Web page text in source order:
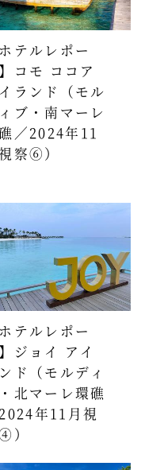
ホテルレポー
コモ ココア
ランド（モル
ブ・南マーレ
／2024年11
察⑥）
ホテルレポー
ジョイ アイ
ド（モルディ
北マーレ環礁
年11月視
）